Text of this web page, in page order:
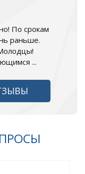
По срокам
раньше.
...